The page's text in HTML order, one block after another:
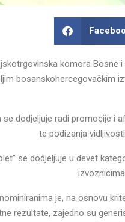
komora Bosne i
bosanskohercegovačkim
se dodjeljuje radi promocije i
te podizanja
se dodjeljuje u devet
je, na osnovu
rezultate, zajedno su